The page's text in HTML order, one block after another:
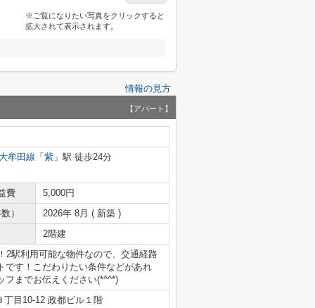
※ご覧になりたい写真をクリックすると
拡大されて表示されます。
情報の見方
【アパート】
牟田線 「 紫 」駅 徒歩24分
費
5,000円
）
2026年 8月 ( 新築 )
2階建
2駅利用可能な物件なので、交通経路
です！こだわりたい条件などがあれ
フまでお伝えください(*^^*)
丁目10-12 政都ビル１階